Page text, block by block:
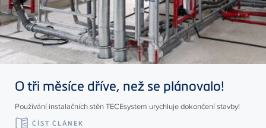
O tři měsíce dříve, než se plánovalo!
Používání instalačních stěn TECEsystem urychluje dokončení stavby!
ČÍST ČLÁNEK